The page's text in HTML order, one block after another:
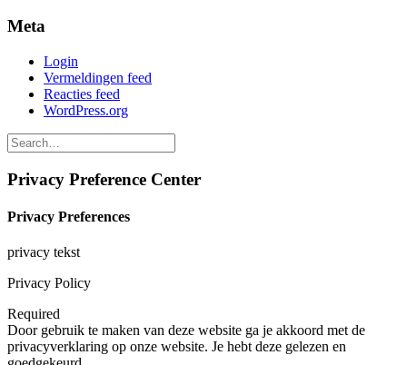
Meta
Login
Vermeldingen feed
Reacties feed
WordPress.org
Privacy Preference Center
Privacy Preferences
privacy tekst
Privacy Policy
Required
Door gebruik te maken van deze website ga je akkoord met de
privacyverklaring op onze website. Je hebt deze gelezen en